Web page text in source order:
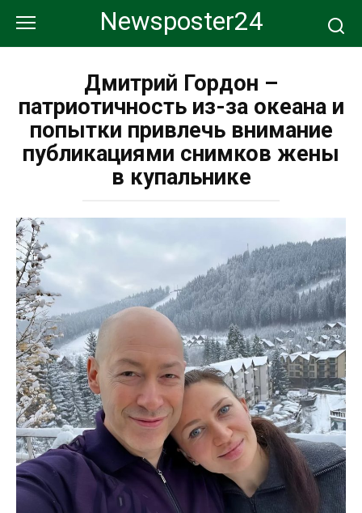
контенту
Newsposter24
Дмитрий Гордон –
патриотичность из-за океана и
попытки привлечь внимание
публикациями снимков жены
в купальнике